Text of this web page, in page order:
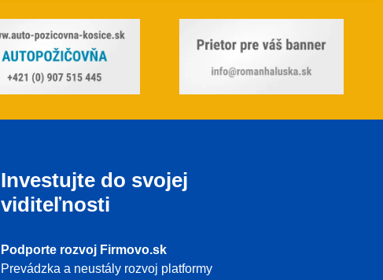
Investujte do svojej
viditeľnosti
Podporte rozvoj Firmovo.sk
Prevádzka a neustály rozvoj platformy